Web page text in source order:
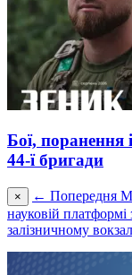
Бої, поранення
44-ї бригади
× ← Попередня
науковій
залізничному